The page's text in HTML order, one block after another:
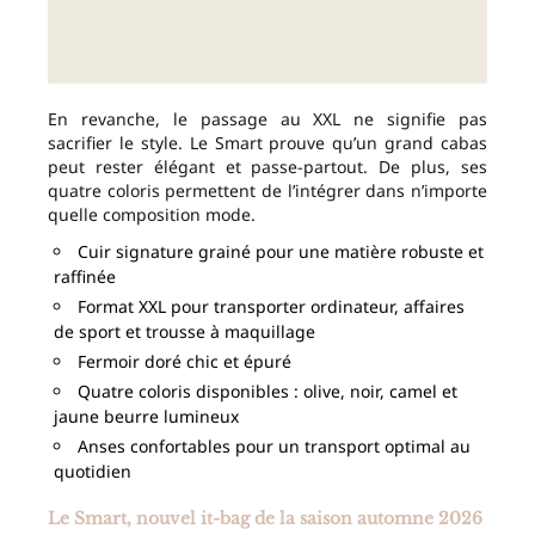
En revanche, le passage au XXL ne signifie pas
sacrifier le style. Le Smart prouve qu’un grand cabas
peut rester élégant et passe-partout. De plus, ses
quatre coloris permettent de l’intégrer dans n’importe
quelle composition mode.
Cuir signature grainé pour une matière robuste et
raffinée
Format XXL pour transporter ordinateur, affaires
de sport et trousse à maquillage
Fermoir doré chic et épuré
Quatre coloris disponibles : olive, noir, camel et
jaune beurre lumineux
Anses confortables pour un transport optimal au
quotidien
Le Smart, nouvel it-bag de la saison automne 2026